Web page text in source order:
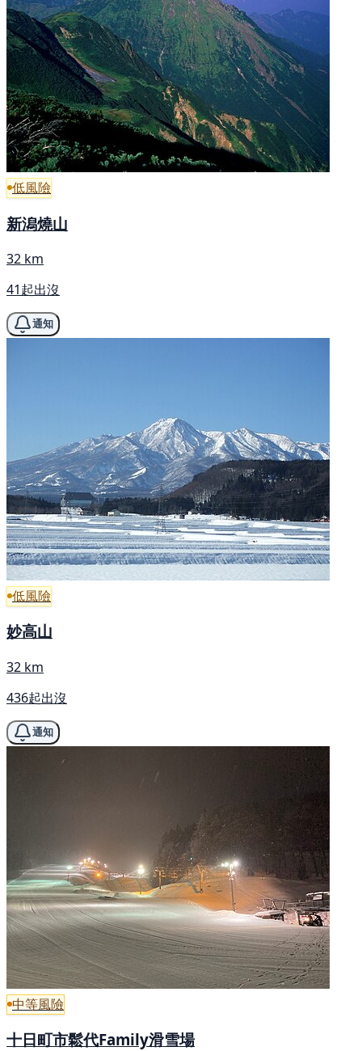
低風險
新潟燒山
32 km
41起出沒
通知
低風險
妙高山
32 km
436起出沒
通知
中等風險
十日町市鬆代Family滑雪場